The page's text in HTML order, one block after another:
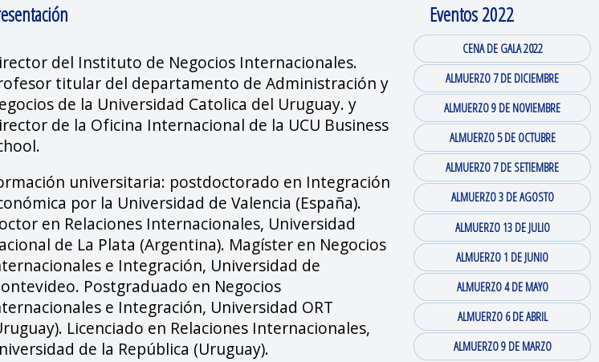
del Instituto de Negocios Internacionales.
titular del departamento de Administración y
de la Universidad Catolica del Uruguay. y
de la Oficina Internacional de la UCU Business
universitaria: postdoctorado en Integración
por la Universidad de Valencia (España).
en Relaciones Internacionales, Universidad
de La Plata (Argentina). Magíster en Negocios
e Integración, Universidad de
Postgraduado en Negocios
e Integración, Universidad ORT
Licenciado en Relaciones Internacionales,
de la República (Uruguay).
Eventos 2022
CENA DE GALA 2022
ALMUERZO 7 DE DICIEMBRE
ALMUERZO 9 DE NOVIEMBRE
ALMUERZO 5 DE OCTUBRE
ALMUERZO 7 DE SETIEMBRE
ALMUERZO 3 DE AGOSTO
ALMUERZO 13 DE JULIO
ALMUERZO 1 DE JUNIO
ALMUERZO 4 DE MAYO
ALMUERZO 6 DE ABRIL
ALMUERZO 9 DE MARZO